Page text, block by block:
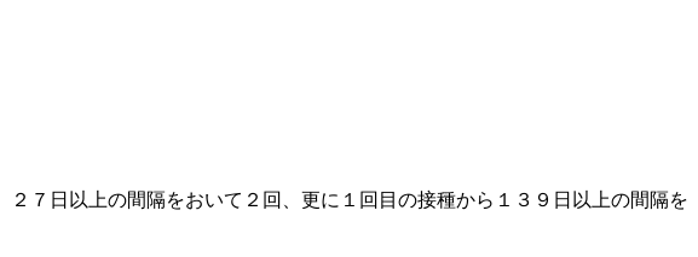
７日以上の間隔をおいて２回、更に１回目の接種から１３９日以上の間隔を